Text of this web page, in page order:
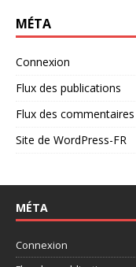
MÉTA
Connexion
Flux des publications
Flux des commentaires
Site de WordPress-FR
MÉTA
Connexion